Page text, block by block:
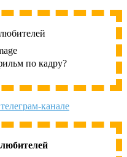
по кадру?
канале